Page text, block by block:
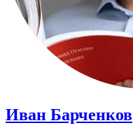
Иван Барченков